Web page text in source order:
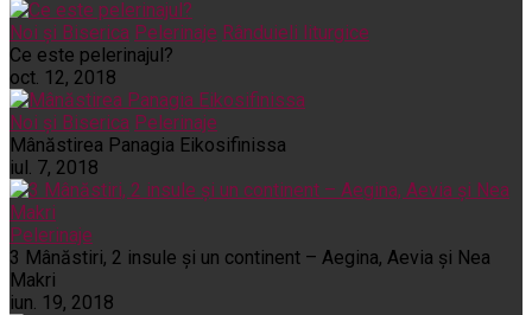
Noi și Biserica Pelerinaje Rânduieli liturgice
Ce este pelerinajul?
oct. 12, 2018
Noi și Biserica Pelerinaje
Mânăstirea Panagia Eikosifinissa
iul. 7, 2018
Pelerinaje
3 Mânăstiri, 2 insule și un continent – Aegina, Aevia și Nea
Makri
iun. 19, 2018